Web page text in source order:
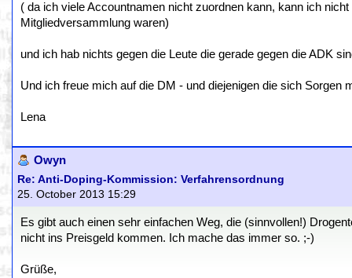
( da ich viele Accountnamen nicht zuordnen kann, kann ich
Mitgliedversammlung waren)
und ich hab nichts gegen die Leute die gerade gegen die ADK
Und ich freue mich auf die DM - und diejenigen die sich
Lena
Owyn
Re: Anti-Doping-Kommission: Verfahrensordnung
25. October 2013 15:29
Es gibt auch einen sehr einfachen Weg, die (sinnvollen!)
nicht ins Preisgeld kommen. Ich mache das immer so. ;-)
Grüße,